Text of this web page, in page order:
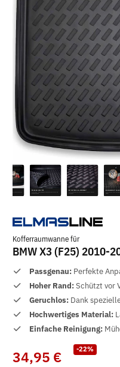
Kofferraumwanne für
BMW X3 (F25) 2010-
Passgenau: Perfekte
Hoher Rand:Schützt vor
Geruchlos: Dank
Hochwertiges Material:
Einfache Reinigung:
-22%
34,95 €